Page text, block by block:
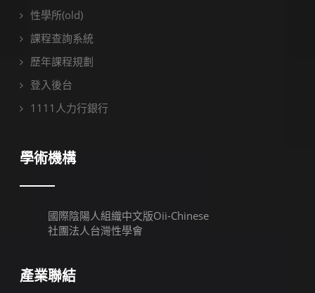
性學所(old)
課程查詢系統
歷年課程規劃
登入後台
1111人力行銀行
學術機構
國際陰陽人組織中文版Oii-Chinese
社團法人台灣性學會
產業聯結